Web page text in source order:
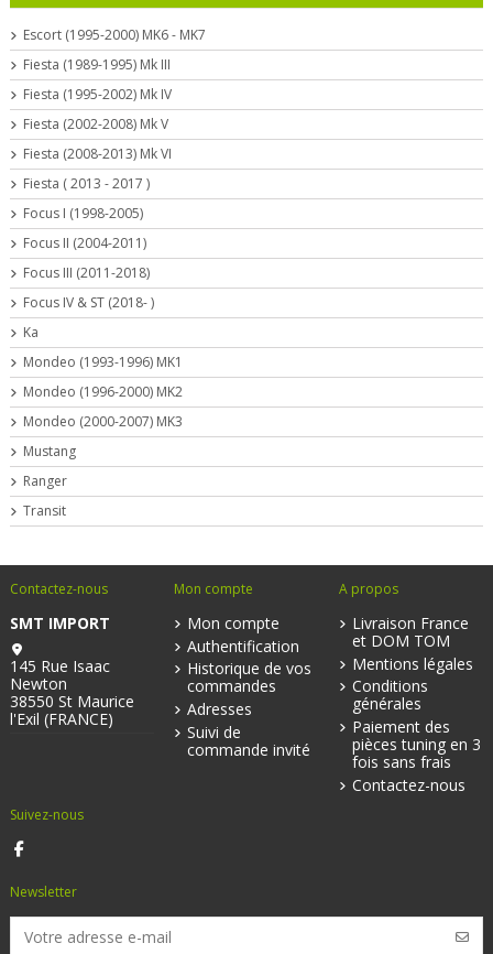
Escort (1995-2000) MK6 - MK7
Fiesta (1989-1995) Mk III
Fiesta (1995-2002) Mk IV
Fiesta (2002-2008) Mk V
Fiesta (2008-2013) Mk VI
Fiesta ( 2013 - 2017 )
Focus I (1998-2005)
Focus II (2004-2011)
Focus III (2011-2018)
Focus IV & ST (2018- )
Ka
Mondeo (1993-1996) MK1
Mondeo (1996-2000) MK2
Mondeo (2000-2007) MK3
Mustang
Ranger
Transit
Contactez-nous
SMT IMPORT
145 Rue Isaac
Newton
38550 St Maurice
l'Exil (FRANCE)
Mon compte
Mon compte
Authentification
Historique de vos
commandes
Adresses
Suivi de
commande invité
A propos
Livraison France
et DOM TOM
Mentions légales
Conditions
générales
Paiement des
pièces tuning en 3
fois sans frais
Contactez-nous
Suivez-nous
Newsletter